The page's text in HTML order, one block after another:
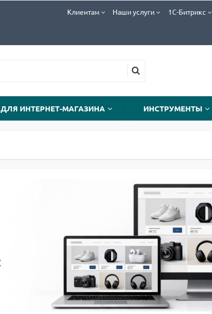
Клиентам Наши услуги 1С-Битрикс
ДЛЯ ИНТЕРНЕТ-МАГАЗИНА ИНСТРУМЕНТЫ